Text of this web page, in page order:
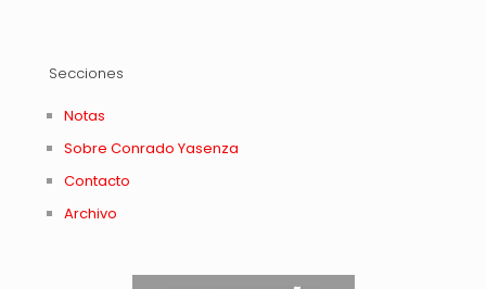
Secciones
Notas
Sobre Conrado Yasenza
Contacto
Archivo